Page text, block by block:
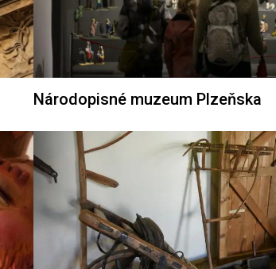
Národopisné muzeum Plzeňska